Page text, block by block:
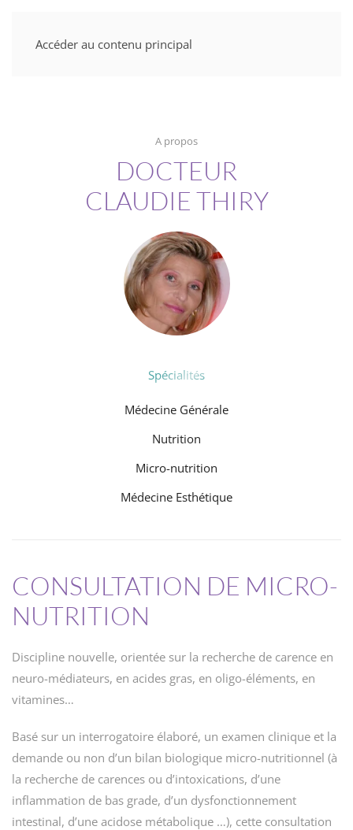
Accéder au contenu principal
A propos
DOCTEUR
CLAUDIE THIRY
Spécialités
Médecine Générale
Nutrition
Micro-nutrition
Médecine Esthétique
CONSULTATION DE MICRO-
NUTRITION
Discipline nouvelle, orientée sur la recherche de carence en
neuro-médiateurs, en acides gras, en oligo-éléments, en
vitamines…
Basé sur un interrogatoire élaboré, un examen clinique et la
demande ou non d’un bilan biologique micro-nutritionnel (à
la recherche de carences ou d’intoxications, d’une
inflammation de bas grade, d’un dysfonctionnement
intestinal, d’une acidose métabolique …), cette consultation